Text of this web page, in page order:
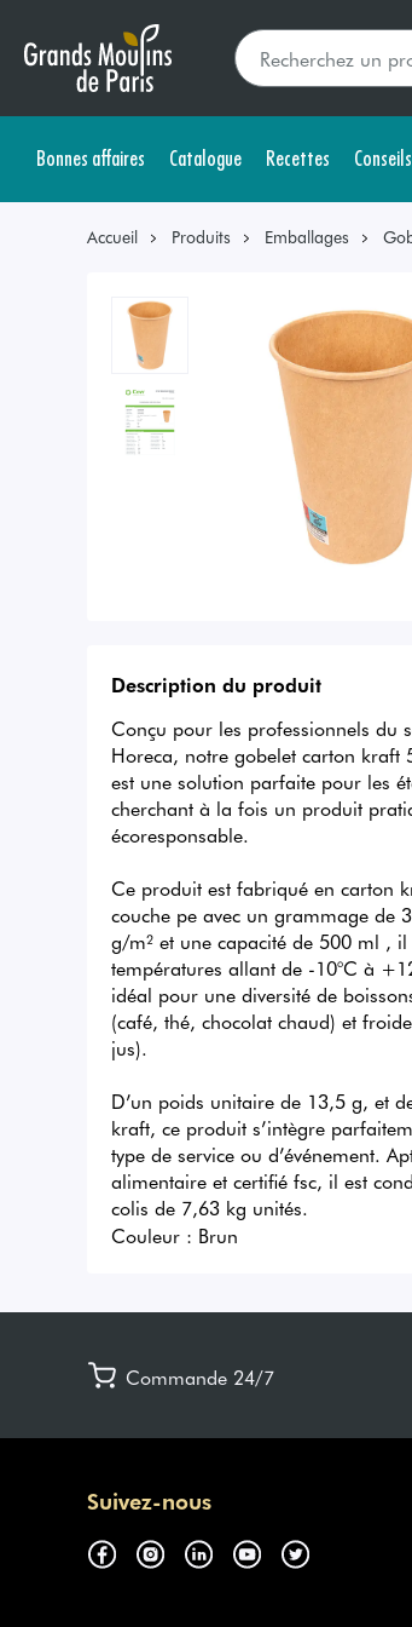
Bonnes affaires Catalogue Recettes Conseils
Accueil Produits Emballages
Description du produit
Conçu pour les professionnels du
Horeca, notre gobelet carton kraft
est une solution parfaite pour les
cherchant à la fois un produit
écoresponsable.
Ce produit est fabriqué en carton
couche pe avec un grammage de
g/m² et une capacité de 500 ml , il
températures allant de -10°C à
idéal pour une diversité de
(café, thé, chocolat chaud) et
jus).
D’un poids unitaire de 13,5 g, et
kraft, ce produit s’intègre
type de service ou d’événement.
alimentaire et certifié fsc, il est
colis de 7,63 kg unités.
Couleur : Brun
Commande 24/7
Suivez-nous